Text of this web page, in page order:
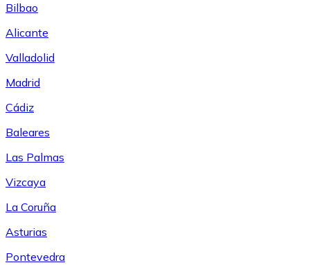
Bilbao
Alicante
Valladolid
Madrid
Cádiz
Baleares
Las Palmas
Vizcaya
La Coruña
Asturias
Pontevedra